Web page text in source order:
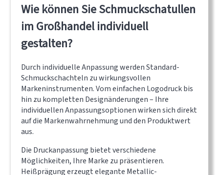
Wie können Sie Schmuckschatullen
im Großhandel individuell
gestalten?
Durch individuelle Anpassung werden Standard-
Schmuckschachteln zu wirkungsvollen
Markeninstrumenten. Vom einfachen Logodruck bis
hin zu kompletten Designänderungen – Ihre
individuellen Anpassungsoptionen wirken sich direkt
auf die Markenwahrnehmung und den Produktwert
aus.
Die Druckanpassung bietet verschiedene
Möglichkeiten, Ihre Marke zu präsentieren.
Heißprägung erzeugt elegante Metallic-